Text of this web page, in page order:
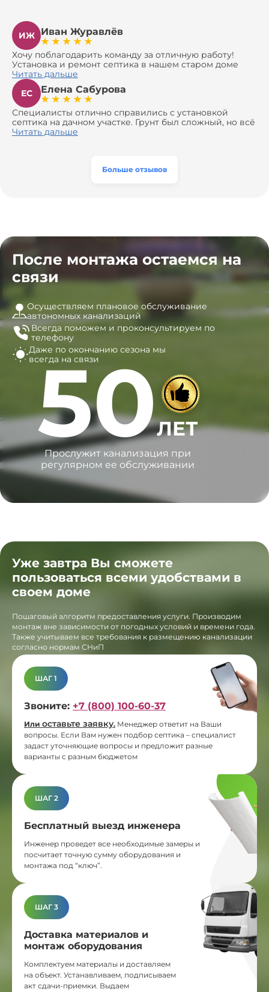
ИЖ Иван Журавлёв
Хочу поблагодарить команду за отличную работу!
Установка и ремонт септика в нашем старом доме
оказались сложной задачей, но ребята справились на
все 100%. Всё сделали аккуратно и профессионально.
Давали полезные рекомендации, не пытались
навязать ничего лишнего, помогли с выбором и
доставкой материалов, что позволило нам
сэкономить. Выполнили монтаж и демонтаж
оборудования, заменили трубы, обновили
эту компанию всем, кто ищет надёжных
Читать дальше
ЕС
Елена Сабурова
Специалисты отлично справились с установкой
септика на дачном участке. Грунт был сложный, но всё
сделали быстро и аккуратно. Помогли выбрать
Читать дальше
Больше отзывов
После монтажа остаемся на
связи
Осуществляем плановое обслуживание
автономных канализаций
Всегда поможем и проконсультируем по
телефону
Даже по окончанию сезона мы
всегда на связи
50ЛЕТ
Прослужит канализация при
регулярном ее обслуживании
Уже завтра Вы сможете
пользоваться всеми удобствами в
своем доме
Пошаговый алгоритм предоставления услуги. Производим
монтаж вне зависимости от погодных условий и времени года.
Также учитываем все требования к размещению канализации
согласно нормам СНиП
ШАГ 1
Звоните: +7 (800) 100-60-37
Или оставьте заявку. Менеджер ответит на Ваши
вопросы. Если Вам нужен подбор септика – специалист
задаст уточняющие вопросы и предложит разные
варианты с разным бюджетом
ШАГ 2
Бесплатный выезд инженера
Инженер проведет все необходимые замеры и
посчитает точную сумму оборудования и
монтажа под “ключ”.
ШАГ 3
Доставка материалов и
монтаж оборудования
Комплектуем материалы и доставляем
на объект. Устанавливаем, подписываем
акт сдачи-приемки. Выдаем